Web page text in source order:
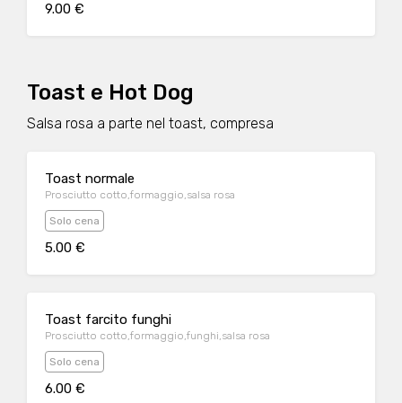
9.00 €
Toast e Hot Dog
Salsa rosa a parte nel toast, compresa
Toast normale
Prosciutto cotto,formaggio,salsa rosa
Solo cena
5.00 €
Toast farcito funghi
Prosciutto cotto,formaggio,funghi,salsa rosa
Solo cena
6.00 €